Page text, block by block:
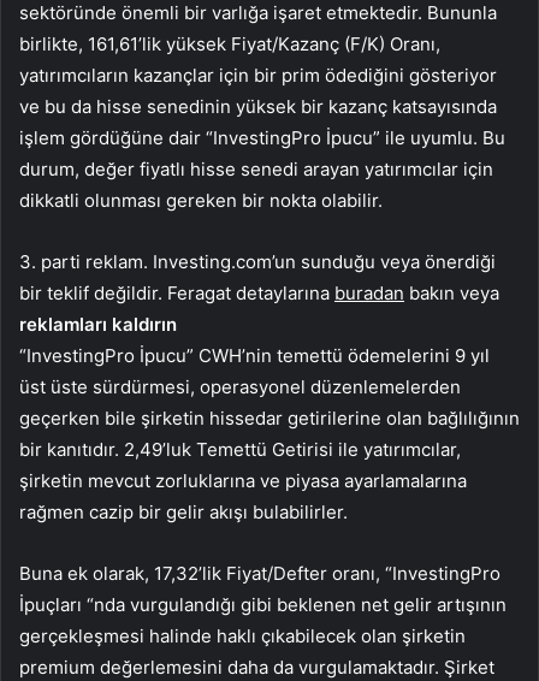
sektöründe önemli bir varlığa işaret etmektedir. Bununla
birlikte, 161,61’lik yüksek Fiyat/Kazanç (F/K) Oranı,
yatırımcıların kazançlar için bir prim ödediğini gösteriyor
ve bu da hisse senedinin yüksek bir kazanç katsayısında
işlem gördüğüne dair “InvestingPro İpucu” ile uyumlu. Bu
durum, değer fiyatlı hisse senedi arayan yatırımcılar için
dikkatli olunması gereken bir nokta olabilir.
3. parti reklam. Investing.com’un sunduğu veya önerdiği
bir teklif değildir. Feragat detaylarına buradan bakın veya
reklamları kaldırın
“InvestingPro İpucu” CWH’nin temettü ödemelerini 9 yıl
üst üste sürdürmesi, operasyonel düzenlemelerden
geçerken bile şirketin hissedar getirilerine olan bağlılığının
bir kanıtıdır. 2,49’luk Temettü Getirisi ile yatırımcılar,
şirketin mevcut zorluklarına ve piyasa ayarlamalarına
rağmen cazip bir gelir akışı bulabilirler.
Buna ek olarak, 17,32’lik Fiyat/Defter oranı, “InvestingPro
İpuçları “nda vurgulandığı gibi beklenen net gelir artışının
gerçekleşmesi halinde haklı çıkabilecek olan şirketin
premium değerlemesini daha da vurgulamaktadır. Şirket